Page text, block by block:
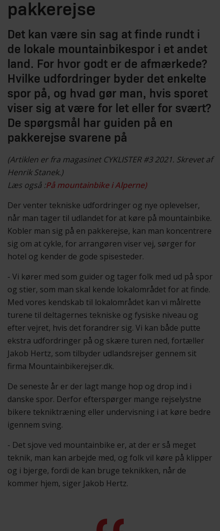
pakkerejse
Det kan være sin sag at finde rundt i
de lokale mountainbikespor i et andet
land. For hvor godt er de afmærkede?
Hvilke udfordringer byder det enkelte
spor på, og hvad gør man, hvis sporet
viser sig at være for let eller for svært?
De spørgsmål har guiden på en
pakkerejse svarene på
(Artiklen er fra magasinet CYKLISTER #3 2021. Skrevet af
Henrik Stanek.)
Læs også :På mountainbike i Alperne)
Der venter tekniske udfordringer og nye oplevelser,
når man tager til udlandet for at køre på mountainbike.
Kobler man sig på en pakkerejse, kan man koncentrere
sig om at cykle, for arrangøren viser vej, sørger for
hotel og kender de gode spisesteder.
- Vi kører med som guider og tager folk med ud på spor
og stier, som man skal kende lokalområdet for at finde.
Med vores kendskab til lokalområdet kan vi målrette
turene til deltagernes tekniske og fysiske niveau og
efter vejret, hvis det forandrer sig. Vi kan både putte
ekstra udfordringer på og skære turen ned, fortæller
Jakob Hertz, som tilbyder udlandsrejser gennem sit
firma Mountainbikerejser.dk.
De seneste år er der lagt mange hop og drop ind i
danske spor. Derfor efterspørger mange rejselystne
bikere tekniktræning eller undervisning i at køre bedre
igennem sving.
- Det sjove ved mountainbike er, at der er så meget
teknik, man kan arbejde med, og folk vil køre på klipper
og i bjerge, fordi de kan bruge teknikken, når de
kommer hjem, siger Jakob Hertz.